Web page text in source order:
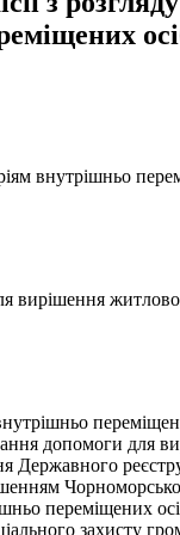
внутрішньо
вирішення
допомоги для
Державного
переміщених
захисту